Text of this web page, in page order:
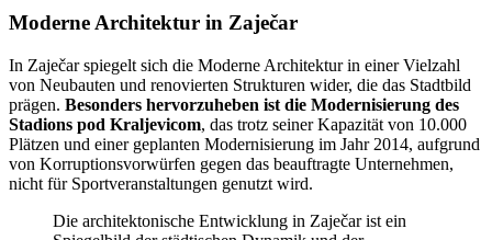
Moderne Architektur in Zaječar
In Zaječar spiegelt sich die Moderne Architektur in einer Vielzahl
von Neubauten und renovierten Strukturen wider, die das Stadtbild
prägen. Besonders hervorzuheben ist die Modernisierung des
Stadions pod Kraljevicom, das trotz seiner Kapazität von 10.000
Plätzen und einer geplanten Modernisierung im Jahr 2014, aufgrund
von Korruptionsvorwürfen gegen das beauftragte Unternehmen,
nicht für Sportveranstaltungen genutzt wird.
Die architektonische Entwicklung in Zaječar ist ein